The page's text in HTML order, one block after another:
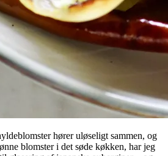
hører uløseligt sammen, og
blomster i det søde køkken, har jeg